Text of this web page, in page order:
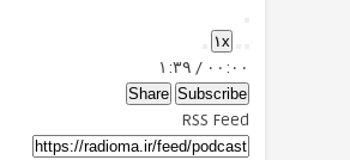
Play
Episode
Mute/Unmute
Episode
Rewind
10
Seconds
۱x
Forward
30
seconds
۰۰:۰۰ / ۱:۳۹
Subscribe
Share
RSS Feed